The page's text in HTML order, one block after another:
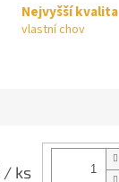
Nejvyšší kvalita
vlastní chov
/ ks